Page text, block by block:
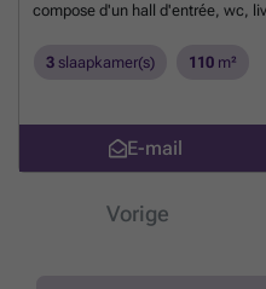
compose d'un hall d'entrée, wc,
gammes, cuisine équipée
chauffage et refroidissement par
système de ventilation double
Emplacement de parking
raccordement aux impétrants ne
renseignements, visites et
une surface brute)Meer weten?
3 slaapkamer(s) 110 m²
E-mail
Vorige